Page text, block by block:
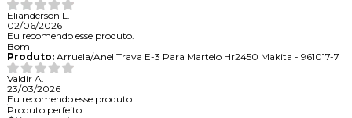
Elianderson L.
02/06/2026
Eu recomendo esse produto.
Bom
Produto:Arruela/Anel Trava E-3 Para Martelo Hr2450 Makita - 961017-7
Valdir A.
23/03/2026
Eu recomendo esse produto.
Produto perfeito.